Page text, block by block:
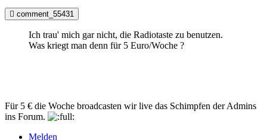
comment_55431
Ich trau' mich gar nicht, die Radiotaste zu benutzen.
Was kriegt man denn für 5 Euro/Woche ?
Für 5 € die Woche broadcasten wir live das Schimpfen der Admins
ins Forum.
Melden